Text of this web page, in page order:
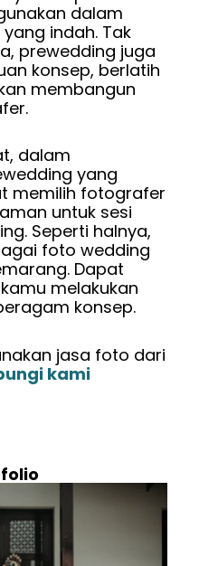
dalam
indah. Tak
prewedding juga
konsep, berlatih
membangun
dalam
yang
memilih fotografer
untuk sesi
Seperti halnya,
foto wedding
Dapat
melakukan
konsep.
jasa foto dari
kami